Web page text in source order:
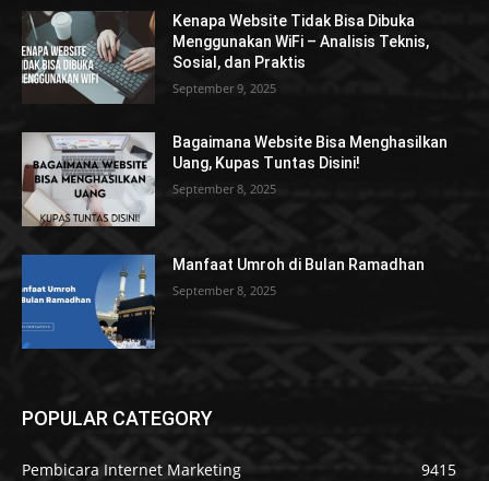
Kenapa Website Tidak Bisa Dibuka
Menggunakan WiFi – Analisis Teknis,
Sosial, dan Praktis
September 9, 2025
Bagaimana Website Bisa Menghasilkan
Uang, Kupas Tuntas Disini!
September 8, 2025
Manfaat Umroh di Bulan Ramadhan
September 8, 2025
POPULAR CATEGORY
Pembicara Internet Marketing
9415